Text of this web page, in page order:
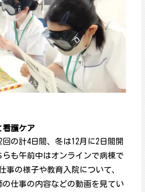
看護ケア
回の計4日間、冬は12月に2日間開
も午前中はオンラインで病棟で
事の様子や教育入院について、
仕事の内容などの動画を見てい